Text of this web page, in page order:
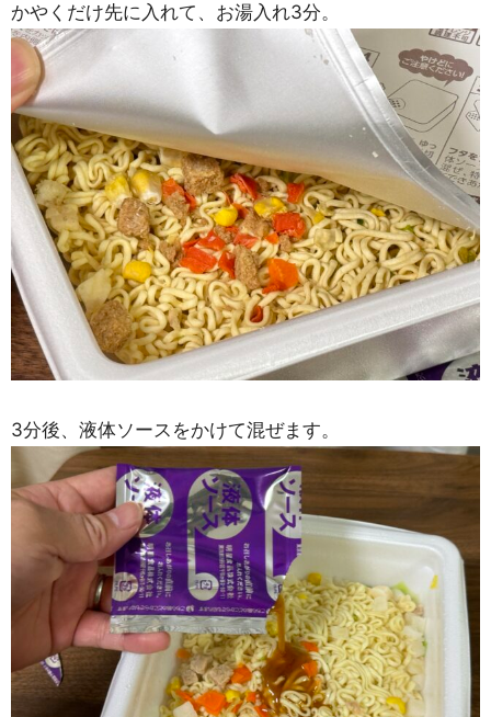
かやくだけ先に入れて、お湯入れ3分。
3分後、液体ソースをかけて混ぜます。